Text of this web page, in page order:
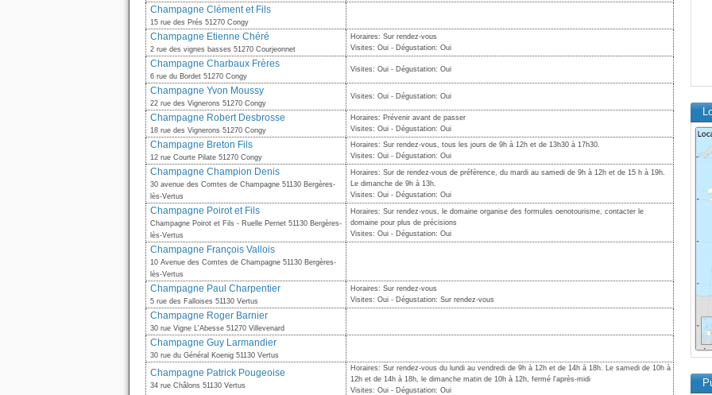
Champagne Clément et Fils
15 rue des Prés 51270 Congy
Champagne Etienne Chéré
2 rue des vignes basses 51270 Courjeonnet
Horaires: Sur rendez-vous
Visites: Oui - Dégustation: Oui
Champagne Charbaux Frères
6 rue du Bordet 51270 Congy
Visites: Oui - Dégustation: Oui
Champagne Yvon Moussy
22 rue des Vignerons 51270 Congy
Visites: Oui - Dégustation: Oui
Champagne Robert Desbrosse
18 rue des Vignerons 51270 Congy
Horaires: Prévenir avant de passer
Visites: Oui - Dégustation: Oui
Champagne Breton Fils
12 rue Courte Pilate 51270 Congy
Horaires: Sur rendez-vous, tous les jours de 9h à 12h et de 13h30 à 17h30.
Visites: Oui - Dégustation: Oui
Champagne Champion Denis
30 avenue des Comtes de Champagne 51130 Bergères-
lès-Vertus
Horaires: Sur de rendez-vous de préfèrence, du mardi au samedi de 9h à 12h et de 15 h à 19h.
Le dimanche de 9h à 13h.
Visites: Oui - Dégustation: Oui
Champagne Poirot et Fils
Champagne Poirot et Fils - Ruelle Pernet 51130 Bergères-
lès-Vertus
Horaires: Sur rendez-vous, le domaine organise des formules oenotourisme, contacter le
domaine pour plus de précisions
Visites: Oui - Dégustation: Oui
Champagne François Vallois
10 Avenue des Comtes de Champagne 51130 Bergères-
lès-Vertus
Champagne Paul Charpentier
5 rue des Falloises 51130 Vertus
Horaires: Sur rendez-vous
Visites: Oui - Dégustation: Sur rendez-vous
Champagne Roger Barnier
30 rue Vigne L'Abesse 51270 Villevenard
Champagne Guy Larmandier
30 rue du Général Koenig 51130 Vertus
Champagne Patrick Pougeoise
34 rue Châlons 51130 Vertus
Horaires: Sur rendez-vous du lundi au vendredi de 9h à 12h et de 14h à 18h. Le samedi de 10h à
12h et de 14h à 18h, le dimanche matin de 10h à 12h, fermé l'après-midi
Visites: Oui - Dégustation: Oui